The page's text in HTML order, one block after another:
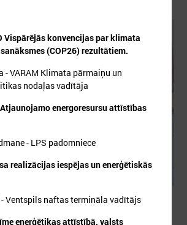
vides piesārņojuma un ūdens
Vispārējās konvencijas par klimata
(COP26) rezultātiem.
- VARAM Klimata pārmaiņu un
nodaļas vadītāja
energoresursu attīstības
- LPS padomniece
realizācijas iespējas un enerģētiskās
Ventspils naftas termināla vadītājs
enerģētikas attīstībā, valsts